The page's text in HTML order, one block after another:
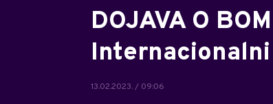
DOJAVA O
13.02.2023. / 09:06